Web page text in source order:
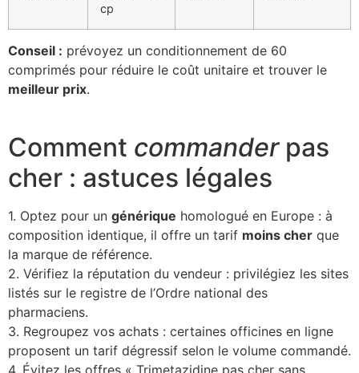
cp
Conseil : prévoyez un conditionnement de 60
comprimés pour réduire le coût unitaire et trouver le
meilleur prix.
Comment commanderpas
cher : astuces légales
1. Optez pour un générique homologué en Europe : à
composition identique, il offre un tarif moins cher que
la marque de référence.
2. Vérifiez la réputation du vendeur : privilégiez les sites
listés sur le registre de l’Ordre national des
pharmaciens.
3. Regroupez vos achats : certaines officines en ligne
proposent un tarif dégressif selon le volume commandé.